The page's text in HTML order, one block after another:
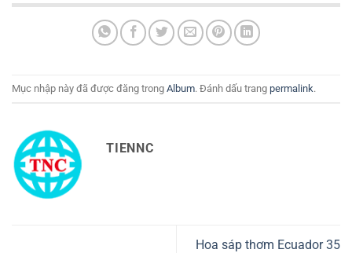
Mục nhập này đã được đăng trong Album. Đánh dấu trang permalink.
TIENNC
Hoa sáp thơm Ecuador 35